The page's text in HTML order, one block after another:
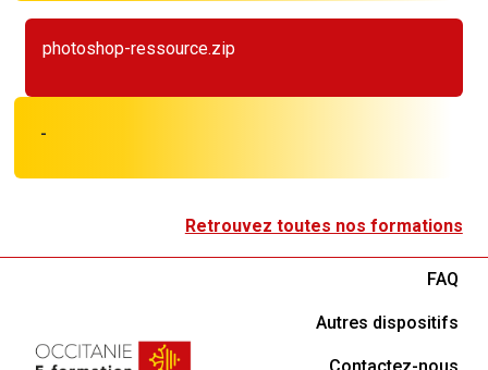
photoshop-ressource.zip
-
Retrouvez toutes nos formations
FAQ
Autres dispositifs